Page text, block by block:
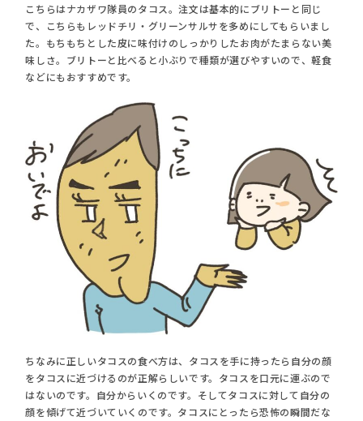
こちらはナカザワ隊員のタコス。注文は基本的にブリトーと同じ
で、こちらもレッドチリ・グリーンサルサを多めにしてもらいまし
た。もちもちとした皮に味付けのしっかりしたお肉がたまらない美
味しさ。ブリトーと比べると小ぶりで種類が選びやすいので、軽食
などにもおすすめです。
ちなみに正しいタコスの食べ方は、タコスを手に持ったら自分の顔
をタコスに近づけるのが正解らしいです。タコスを口元に運ぶので
はないのです。自分からいくのです。そしてタコスに対して自分の
顔を傾げて近づいていくのです。タコスにとったら恐怖の瞬間だな